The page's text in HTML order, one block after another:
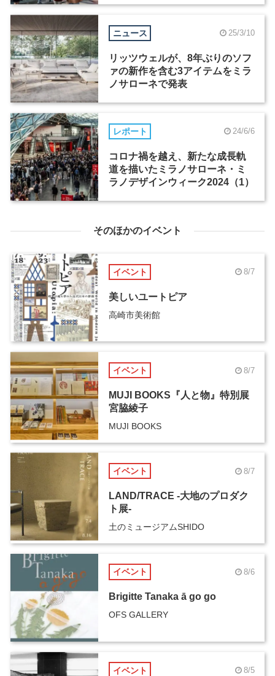
ニュース 25/3/10
リッツウェルが、8年ぶりのソフ
ァの新作を含む3アイテムをミラ
ノサローネで発表
レポート 24/6/6
コロナ禍を越え、新たな成長軌
道を描いたミラノサローネ・ミ
ラノデザインウィーク2024（1）
そのほかのイベント
イベント 8/7
美しいユートピア
高崎市美術館
イベント 8/7
MUJI BOOKS『人と物』特別展
宮脇綾子
MUJI BOOKS
イベント 8/7
LAND/TRACE -大地のプロダク
ト展-
土のミュージアムSHIDO
イベント 8/6
Brigitte Tanaka ā go go
OFS GALLERY
イベント 8/5